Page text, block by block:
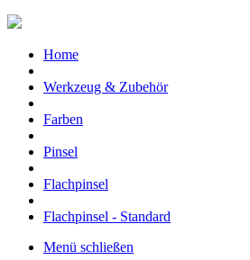
Home
Werkzeug & Zubehör
Farben
Pinsel
Flachpinsel
Flachpinsel - Standard
Menü schließen